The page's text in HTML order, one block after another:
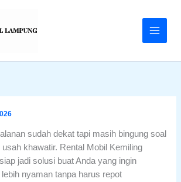
sudah dekat tapi masih bingung soal
khawatir. Rental Mobil Kemiling
jadi solusi buat Anda yang ingin
lebih nyaman tanpa harus repot